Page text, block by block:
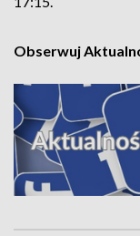
Obserwuj